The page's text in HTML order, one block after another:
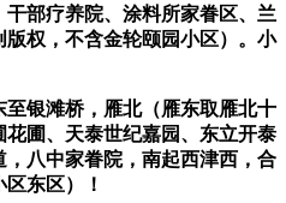
部疗养院、涂料所家眷区、兰
权，不含金轮颐园小区）。小
银滩桥，雁北（雁东取雁北十
圃、天泰世纪嘉园、东立开泰
八中家眷院，南起西津西，合
东区）！